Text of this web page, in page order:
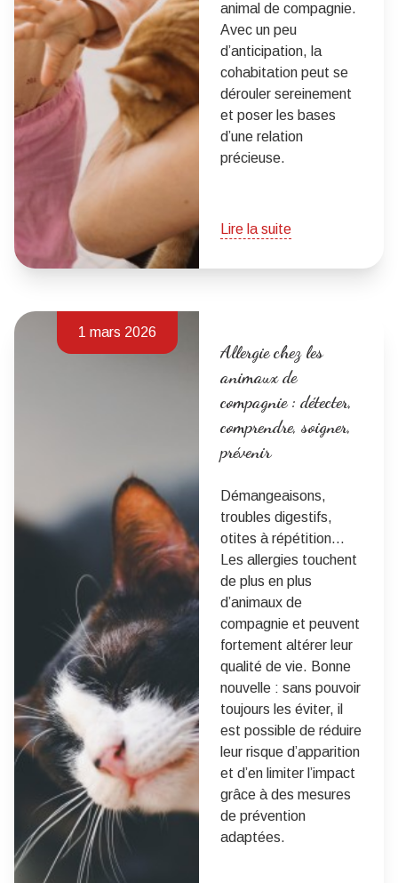
animal de compagnie.
Avec un peu
d’anticipation, la
cohabitation peut se
dérouler sereinement
et poser les bases
d’une relation
précieuse.
Lire la suite
1 mars 2026
Allergie chez les
animaux de
compagnie : détecter,
comprendre, soigner,
prévenir
Démangeaisons,
troubles digestifs,
otites à répétition…
Les allergies touchent
de plus en plus
d’animaux de
compagnie et peuvent
fortement altérer leur
qualité de vie. Bonne
nouvelle : sans pouvoir
toujours les éviter, il
est possible de réduire
leur risque d’apparition
et d’en limiter l’impact
grâce à des mesures
de prévention
adaptées.